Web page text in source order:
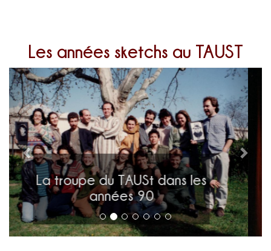
Les années sketchs au TAUST
Jalila et Jean Chris dans
Keskeçafoulà
Précédent